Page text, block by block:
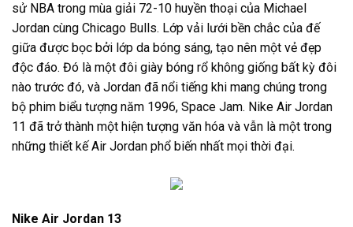
sử NBA trong mùa giải 72-10 huyền thoại của Michael
Jordan cùng Chicago Bulls. Lớp vải lưới bền chắc của đế
giữa được bọc bởi lớp da bóng sáng, tạo nên một vẻ đẹp
độc đáo. Đó là một đôi giày bóng rổ không giống bất kỳ đôi
nào trước đó, và Jordan đã nổi tiếng khi mang chúng trong
bộ phim biểu tượng năm 1996, Space Jam. Nike Air Jordan
11 đã trở thành một hiện tượng văn hóa và vẫn là một trong
những thiết kế Air Jordan phổ biến nhất mọi thời đại.
Nike Air Jordan 13